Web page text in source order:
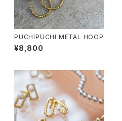
PUCHIPUCHI METAL HOOP
¥8,800